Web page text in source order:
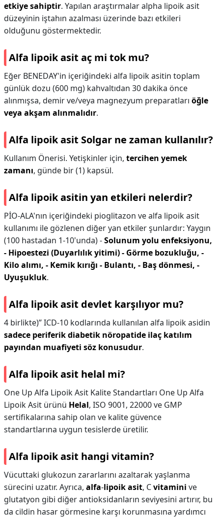
etkiye sahiptir. Yapılan araştırmalar alpha lipoik asit
düzeyinin iştahın azalması üzerinde bazı etkileri
olduğunu göstermektedir.
Alfa lipoik asit aç mi tok mu?
Eğer BENEDAY'in içeriğindeki alfa lipoik asitin toplam
günlük dozu (600 mg) kahvaltıdan 30 dakika önce
alınmışsa, demir ve/veya magnezyum preparatları öğle
veya akşam alınmalıdır.
Alfa lipoik asit Solgar ne zaman kullanılır?
Kullanım Önerisi. Yetişkinler için, tercihen yemek
zamanı, günde bir (1) kapsül.
Alfa lipoik asitin yan etkileri nelerdir?
PİO-ALA'nın içeriğindeki pioglitazon ve alfa lipoik asit
kullanımı ile gözlenen diğer yan etkiler şunlardır: Yaygın
(100 hastadan 1-10'unda) -Solunum yolu enfeksiyonu,
- Hipoestezi (Duyarlılık yitimi) - Görme bozukluğu, -
Kilo alımı, - Kemik kırığı - Bulantı, - Baş dönmesi, -
Uyuşukluk.
Alfa lipoik asit devlet karşılıyor mu?
4 birlikte)” ICD-10 kodlarında kullanılan alfa lipoik asidin
sadece periferik diabetik nöropatide ilaç katılım
payından muafiyeti söz konusudur.
Alfa lipoik asit helal mi?
One Up Alfa Lipoik Asit Kalite Standartları One Up Alfa
Lipoik Asit ürünü Helal, ISO 9001, 22000 ve GMP
sertifikalarına sahip olan ve kalite güvence
standartlarına uygun tesislerde üretilir.
Alfa lipoik asit hangi vitamin?
Vücuttaki glukozun zararlarını azaltarak yaşlanma
sürecini uzatır. Ayrıca, alfa-lipoik asit, Cvitamini ve
glutatyon gibi diğer antioksidanların seviyesini artırır, bu
da cildin hasar görmesine karşı korunmasına yardımcı